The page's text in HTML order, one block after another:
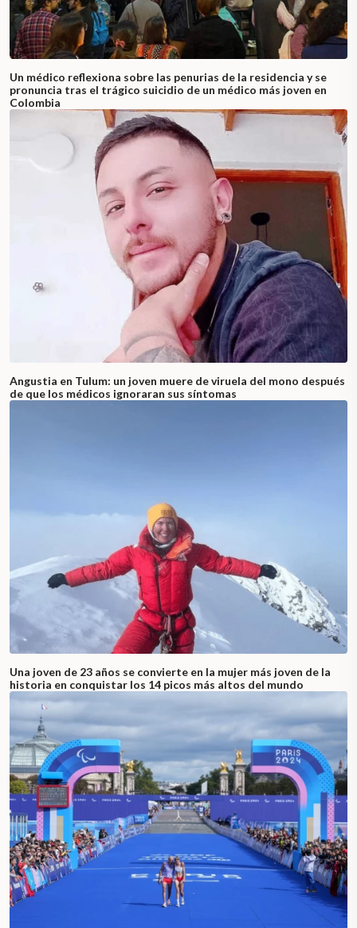
Un médico reflexiona sobre las penurias de la residencia y se
pronuncia tras el trágico suicidio de un médico más joven en
Colombia
Angustia en Tulum: un joven muere de viruela del mono después
de que los médicos ignoraran sus síntomas
Una joven de 23 años se convierte en la mujer más joven de la
historia en conquistar los 14 picos más altos del mundo